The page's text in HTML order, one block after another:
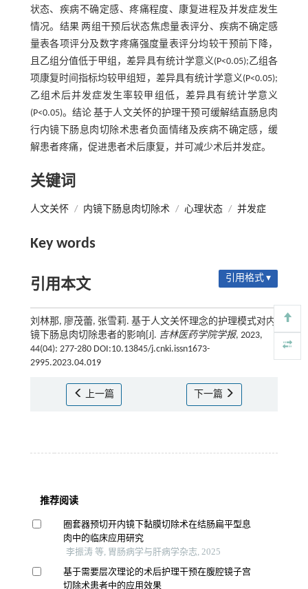
状态、疾病不确定感、疼痛程度、康复进程及并发症发生
情况。结果 两组干预后状态焦虑量表评分、疾病不确定感
量表各项评分及数字疼痛强度量表评分均较干预前下降，
且乙组分值低于甲组，差异具有统计学意义(P<0.05);乙组各
项康复时间指标均较甲组短，差异具有统计学意义(P<0.05);
乙组术后并发症发生率较甲组低，差异具有统计学意义
(P<0.05)。结论 基于人文关怀的护理干预可缓解结直肠息肉
行内镜下肠息肉切除术患者负面情绪及疾病不确定感，缓
解患者疼痛，促进患者术后康复，并可减少术后并发症。
关键词
人文关怀 / 内镜下肠息肉切除术 / 心理状态 / 并发症
Key words
引用本文 引用格式 ▾
刘林那, 廖茂蕾, 张雪莉. 基于人文关怀理念的护理模式对内
镜下肠息肉切除患者的影响[J]. 吉林医药学院学报, 2023,
44(04): 277-280 DOI:10.13845/j.cnki.issn1673-
2995.2023.04.019
上一篇 下一篇